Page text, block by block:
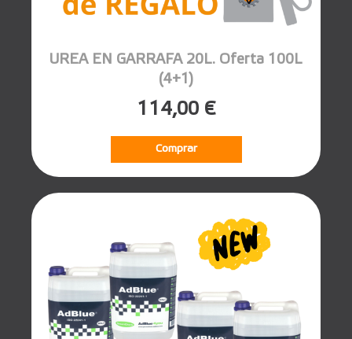
UREA EN GARRAFA 20L. Oferta 100L
(4+1)
114,00 €
Comprar